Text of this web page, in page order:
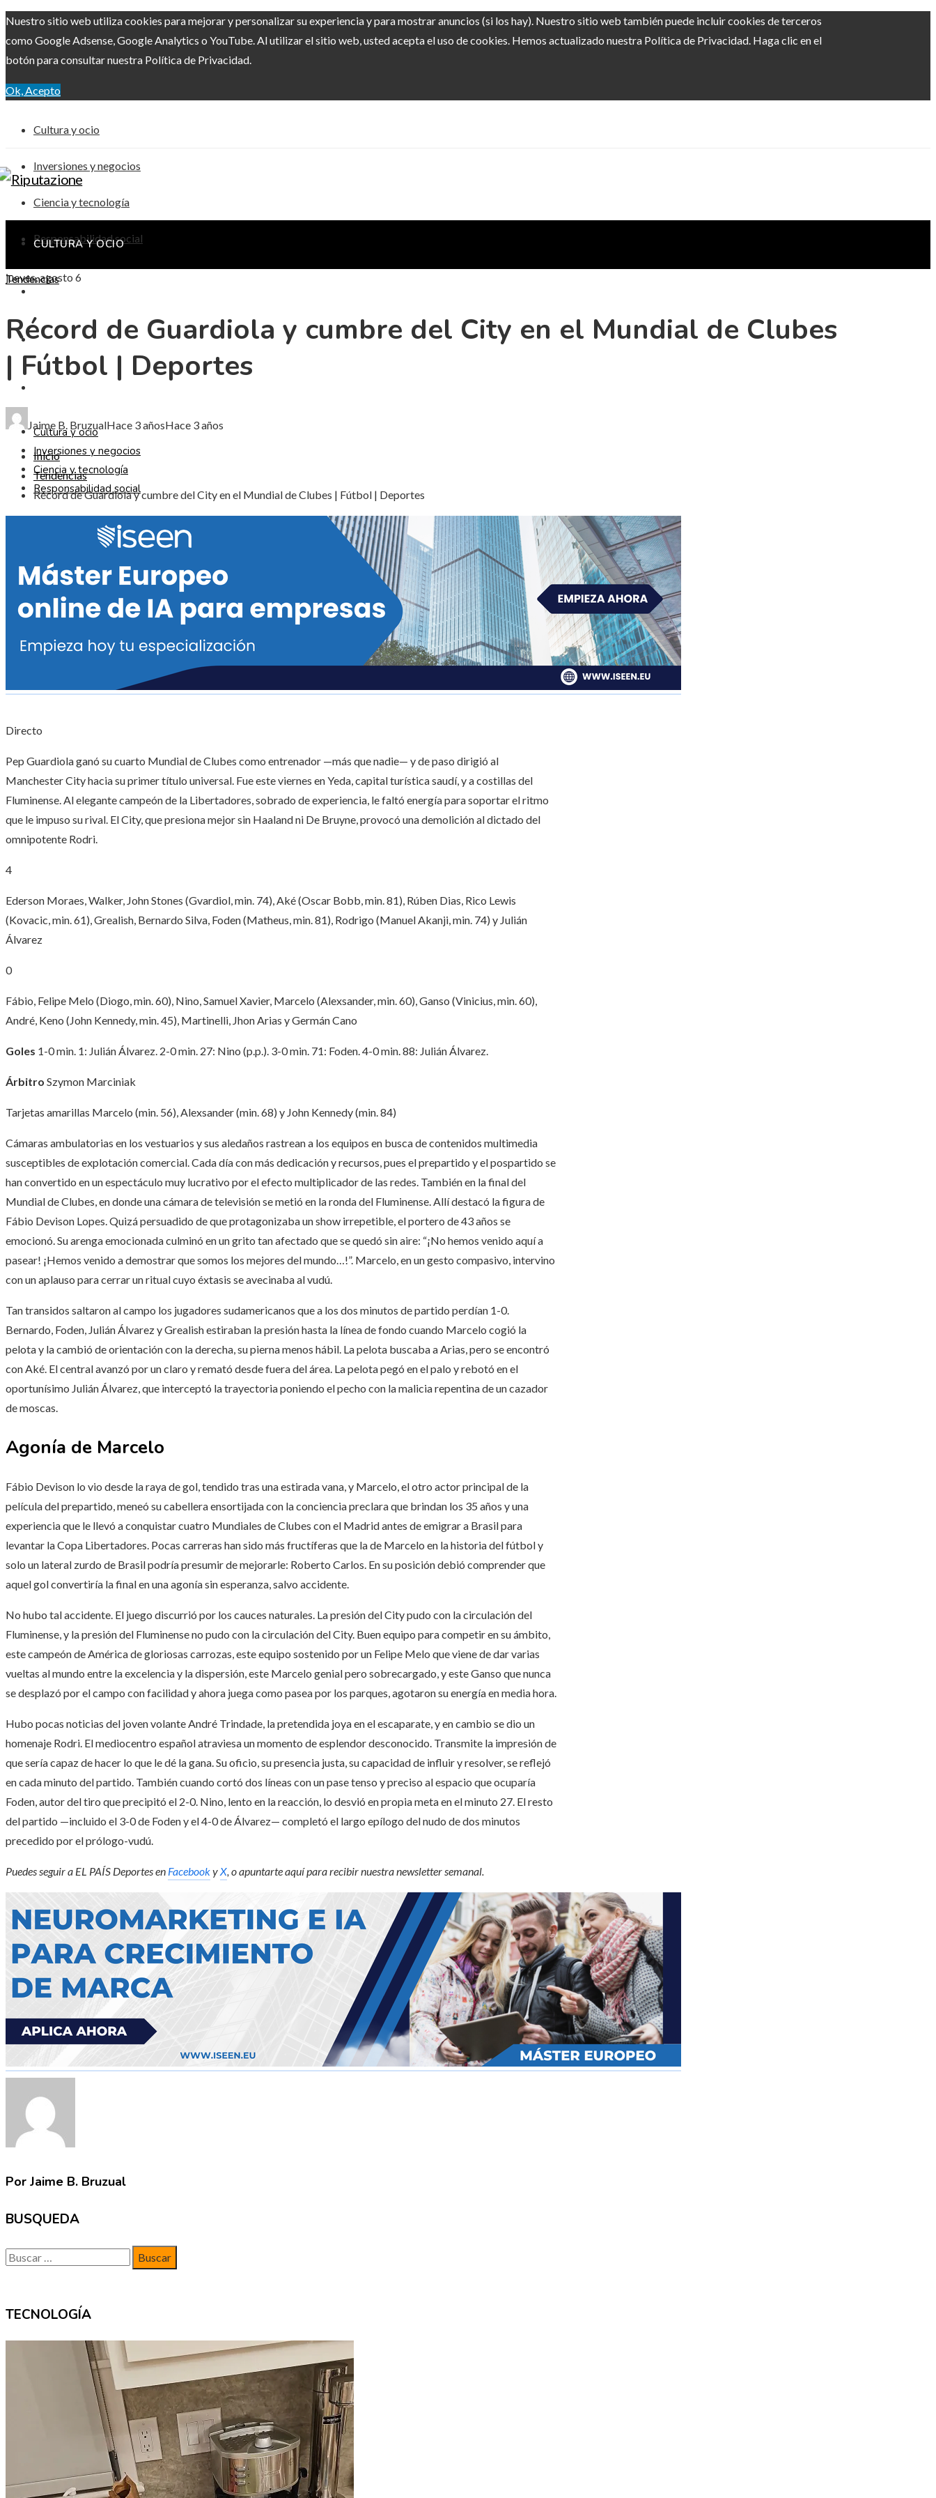
Nuestro sitio web utiliza cookies para mejorar y personalizar su experiencia y para mostrar anuncios (si los hay). Nuestro sitio web también puede incluir cookies de terceros
como Google Adsense, Google Analytics o YouTube. Al utilizar el sitio web, usted acepta el uso de cookies. Hemos actualizado nuestra Política de Privacidad. Haga clic en el
botón para consultar nuestra Política de Privacidad.
Ok, Acepto
Cultura y ocio
Inversiones y negocios
Ciencia y tecnología
Responsabilidad social
jueves, agosto 6
CULTURA Y OCIO
CIENCIA Y TECNOLOGÍA
Cultura y ocio
Inversiones y negocios
Ciencia y tecnología
Responsabilidad social
Tendencias
Récord de Guardiola y cumbre del City en el Mundial de Clubes
| Fútbol | Deportes
Jaime B. BruzualHace 3 añosHace 3 años
Inicio
Tendencias
Récord de Guardiola y cumbre del City en el Mundial de Clubes | Fútbol | Deportes
Directo
Pep Guardiola ganó su cuarto Mundial de Clubes como entrenador —más que nadie— y de paso dirigió al
Manchester City hacia su primer título universal. Fue este viernes en Yeda, capital turística saudí, y a costillas del
Fluminense. Al elegante campeón de la Libertadores, sobrado de experiencia, le faltó energía para soportar el ritmo
que le impuso su rival. El City, que presiona mejor sin Haaland ni De Bruyne, provocó una demolición al dictado del
omnipotente Rodri.
4
Ederson Moraes, Walker, John Stones (Gvardiol, min. 74), Aké (Oscar Bobb, min. 81), Rúben Dias, Rico Lewis
(Kovacic, min. 61), Grealish, Bernardo Silva, Foden (Matheus, min. 81), Rodrigo (Manuel Akanji, min. 74) y Julián
Álvarez
0
Fábio, Felipe Melo (Diogo, min. 60), Nino, Samuel Xavier, Marcelo (Alexsander, min. 60), Ganso (Vinicius, min. 60),
André, Keno (John Kennedy, min. 45), Martinelli, Jhon Arias y Germán Cano
Goles 1-0 min. 1: Julián Álvarez. 2-0 min. 27: Nino (p.p.). 3-0 min. 71: Foden. 4-0 min. 88: Julián Álvarez.
Árbitro Szymon Marciniak
Tarjetas amarillas Marcelo (min. 56), Alexsander (min. 68) y John Kennedy (min. 84)
Cámaras ambulatorias en los vestuarios y sus aledaños rastrean a los equipos en busca de contenidos multimedia
susceptibles de explotación comercial. Cada día con más dedicación y recursos, pues el prepartido y el pospartido se
han convertido en un espectáculo muy lucrativo por el efecto multiplicador de las redes. También en la final del
Mundial de Clubes, en donde una cámara de televisión se metió en la ronda del Fluminense. Allí destacó la figura de
Fábio Devison Lopes. Quizá persuadido de que protagonizaba un show irrepetible, el portero de 43 años se
emocionó. Su arenga emocionada culminó en un grito tan afectado que se quedó sin aire: “¡No hemos venido aquí a
pasear! ¡Hemos venido a demostrar que somos los mejores del mundo…!”. Marcelo, en un gesto compasivo, intervino
con un aplauso para cerrar un ritual cuyo éxtasis se avecinaba al vudú.
Tan transidos saltaron al campo los jugadores sudamericanos que a los dos minutos de partido perdían 1-0.
Bernardo, Foden, Julián Álvarez y Grealish estiraban la presión hasta la línea de fondo cuando Marcelo cogió la
pelota y la cambió de orientación con la derecha, su pierna menos hábil. La pelota buscaba a Arias, pero se encontró
con Aké. El central avanzó por un claro y remató desde fuera del área. La pelota pegó en el palo y rebotó en el
oportunísimo Julián Álvarez, que interceptó la trayectoria poniendo el pecho con la malicia repentina de un cazador
de moscas.
Agonía de Marcelo
Fábio Devison lo vio desde la raya de gol, tendido tras una estirada vana, y Marcelo, el otro actor principal de la
película del prepartido, meneó su cabellera ensortijada con la conciencia preclara que brindan los 35 años y una
experiencia que le llevó a conquistar cuatro Mundiales de Clubes con el Madrid antes de emigrar a Brasil para
levantar la Copa Libertadores. Pocas carreras han sido más fructíferas que la de Marcelo en la historia del fútbol y
solo un lateral zurdo de Brasil podría presumir de mejorarle: Roberto Carlos. En su posición debió comprender que
aquel gol convertiría la final en una agonía sin esperanza, salvo accidente.
No hubo tal accidente. El juego discurrió por los cauces naturales. La presión del City pudo con la circulación del
Fluminense, y la presión del Fluminense no pudo con la circulación del City. Buen equipo para competir en su ámbito,
este campeón de América de gloriosas carrozas, este equipo sostenido por un Felipe Melo que viene de dar varias
vueltas al mundo entre la excelencia y la dispersión, este Marcelo genial pero sobrecargado, y este Ganso que nunca
se desplazó por el campo con facilidad y ahora juega como pasea por los parques, agotaron su energía en media hora.
Hubo pocas noticias del joven volante André Trindade, la pretendida joya en el escaparate, y en cambio se dio un
homenaje Rodri. El mediocentro español atraviesa un momento de esplendor desconocido. Transmite la impresión de
que sería capaz de hacer lo que le dé la gana. Su oficio, su presencia justa, su capacidad de influir y resolver, se reflejó
en cada minuto del partido. También cuando cortó dos líneas con un pase tenso y preciso al espacio que ocuparía
Foden, autor del tiro que precipitó el 2-0. Nino, lento en la reacción, lo desvió en propia meta en el minuto 27. El resto
del partido —incluido el 3-0 de Foden y el 4-0 de Álvarez— completó el largo epílogo del nudo de dos minutos
precedido por el prólogo-vudú.
Puedes seguir a EL PAÍS Deportes en FacebookyX, o apuntarte aquí para recibirnuestra newsletter semanal.
Por Jaime B. Bruzual
BUSQUEDA
Buscar:
TECNOLOGÍA